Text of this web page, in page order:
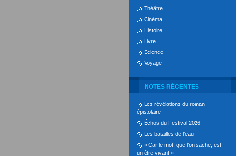
Théâtre
Cinéma
Histoire
Livre
Science
Voyage
NOTES RÉCENTES
Les révélations du roman
épistolaire
Échos du Festival 2026
Les batailles de l’eau
« Car le mot, que l’on sache, est
un être vivant »